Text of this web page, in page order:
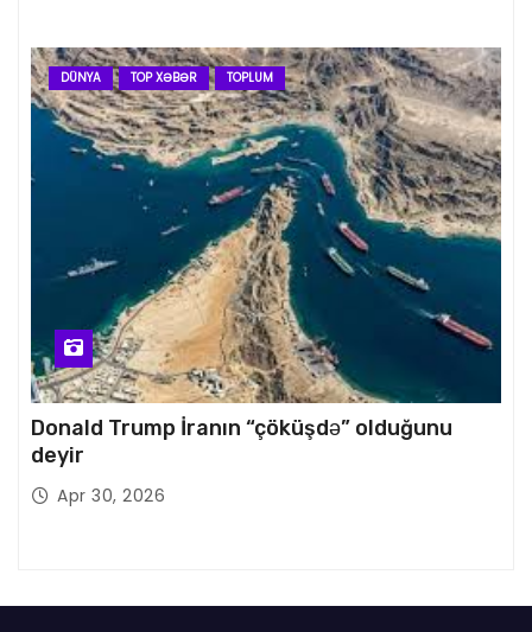
DÜNYA TOP XƏBƏR TOPLUM
Donald Trump İranın “çöküşdə” olduğunu
deyir
Apr 30, 2026